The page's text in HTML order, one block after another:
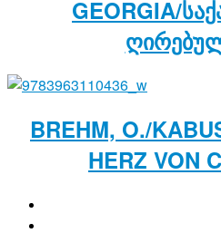
GEORGIA/
BREHM, O./
HERZ VON